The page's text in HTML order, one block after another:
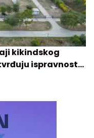
kikindskog
ispravnost